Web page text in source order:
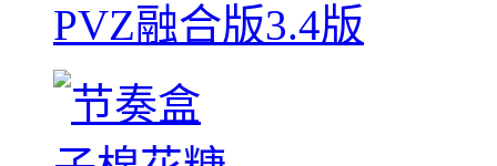
PVZ融合版3.4版